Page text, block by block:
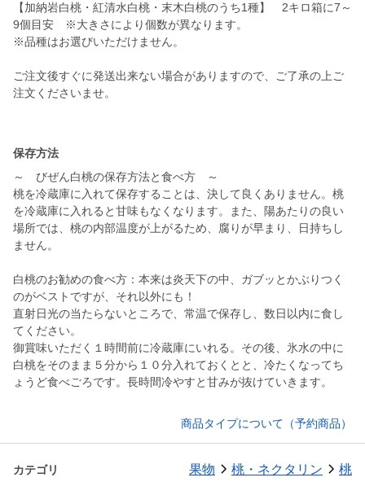
【加納岩白桃・紅清水白桃・末木白桃のうち1種】 2キロ箱に7～
9個目安 ※大きさにより個数が異なります。
※品種はお選びいただけません。
ご注文後すぐに発送出来ない場合がありますので、ご了承の上ご
注文くださいませ。
保存方法
～ びぜん白桃の保存方法と食べ方 ～
桃を冷蔵庫に入れて保存することは、決して良くありません。桃
を冷蔵庫に入れると甘味もなくなります。また、陽あたりの良い
場所では、桃の内部温度が上がるため、腐りが早まり、日持ちし
ません。
白桃のお勧めの食べ方：本来は炎天下の中、ガブッとかぶりつく
のがベストですが、それ以外にも！
直射日光の当たらないところで、常温で保存し、数日以内に食し
てください。
御賞味いただく１時間前に冷蔵庫にいれる。その後、氷水の中に
白桃をそのまま５分から１０分入れておくとと、冷たくなってち
ょうど食べごろです。長時間冷やすと甘みが抜けていきます。
商品タイプについて（予約商品）
カテゴリ 果物 桃・ネクタリン 桃